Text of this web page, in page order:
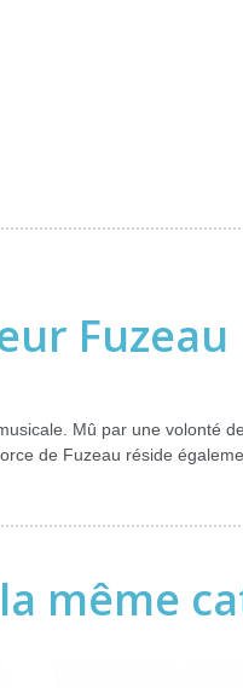
Fuzeau
Mû par une volonté
de Fuzeau réside
même